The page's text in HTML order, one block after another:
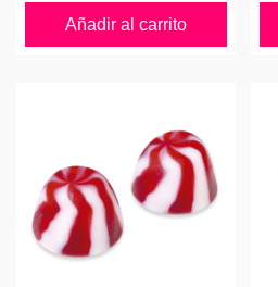
Añadir al carrito